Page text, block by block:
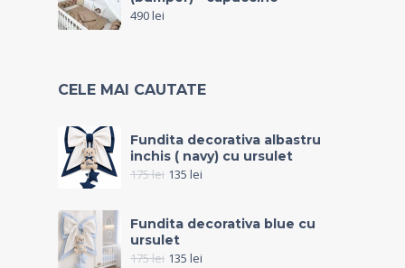
490lei
CELE MAI CAUTATE
Fundita decorativa albastru
inchis ( navy) cu ursulet
175lei 135 lei
Fundita decorativa blue cu
ursulet
175lei 135 lei